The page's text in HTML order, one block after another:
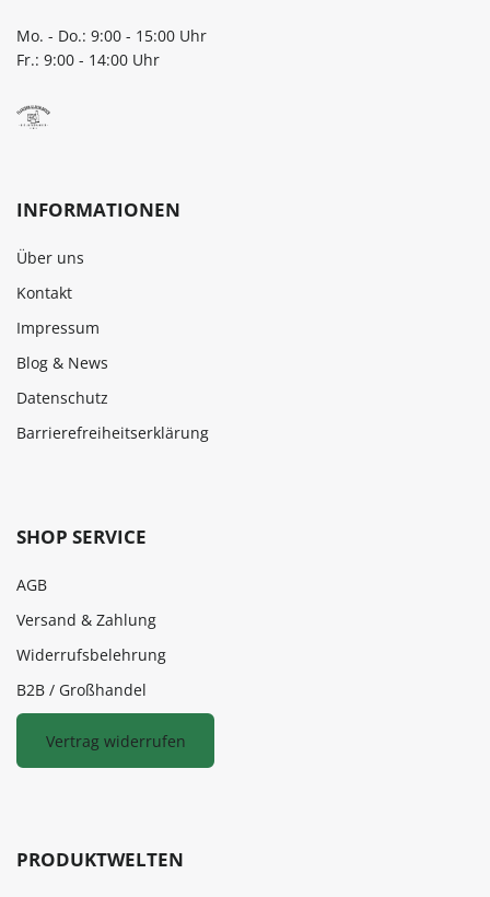
Mo. - Do.: 9:00 - 15:00 Uhr
Fr.: 9:00 - 14:00 Uhr
INFORMATIONEN
Über uns
Kontakt
Impressum
Blog & News
Datenschutz
Barrierefreiheitserklärung
SHOP SERVICE
AGB
Versand & Zahlung
Widerrufsbelehrung
B2B / Großhandel
Vertrag widerrufen
PRODUKTWELTEN